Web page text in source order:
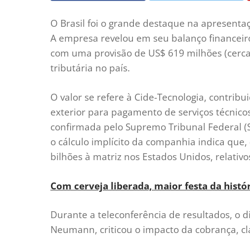
O Brasil foi o grande destaque na
A empresa revelou em seu balanço
com uma provisão de US$ 619 milhões
tributária no país.
O valor se refere à Cide-Tecnologia,
exterior para pagamento de serviços
confirmada pelo Supremo Tribunal Federal
o cálculo implícito da companhia indica
bilhões à matriz nos Estados Unidos,
Com cerveja liberada, maior festa da
Durante a teleconferência de resultados, o
Neumann, criticou o impacto da cobrança,